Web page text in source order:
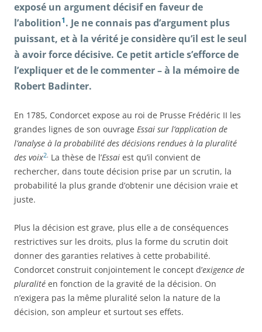
exposé un argument décisif en faveur de
l’abolition1. Je ne connais pas d’argument plus
puissant, et à la vérité je considère qu’il est le seul
à avoir force décisive. Ce petit article s’efforce de
l’expliquer et de le commenter – à la mémoire de
Robert Badinter.
En 1785, Condorcet expose au roi de Prusse Frédéric II les
grandes lignes de son ouvrage Essai sur l’application de
l’analyse à la probabilité des décisions rendues à la pluralité
des voix2. La thèse de l’Essai est qu’il convient de
rechercher, dans toute décision prise par un scrutin, la
probabilité la plus grande d’obtenir une décision vraie et
juste.
Plus la décision est grave, plus elle a de conséquences
restrictives sur les droits, plus la forme du scrutin doit
donner des garanties relatives à cette probabilité.
Condorcet construit conjointement le concept d’exigence de
pluralité en fonction de la gravité de la décision. On
n’exigera pas la même pluralité selon la nature de la
décision, son ampleur et surtout ses effets.